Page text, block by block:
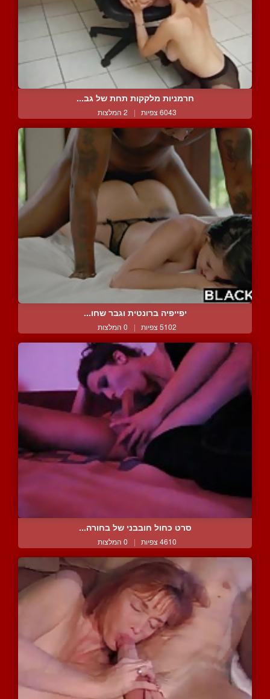
חרמניות מלקקות תחת של גב...
6043 צפיות | 2 המלצות
יפייפיה ברונטית וגבר שחו...
5102 צפיות | 0 המלצות
סרט כחול חובבני של בחורה...
4610 צפיות | 0 המלצות